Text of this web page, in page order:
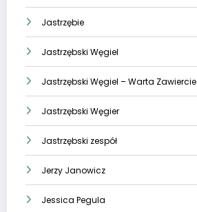
Jastrzębie
Jastrzębski Węgiel
Jastrzębski Węgiel – Warta Zawiercie
Jastrzębski Węgier
Jastrzębski zespół
Jerzy Janowicz
Jessica Pegula